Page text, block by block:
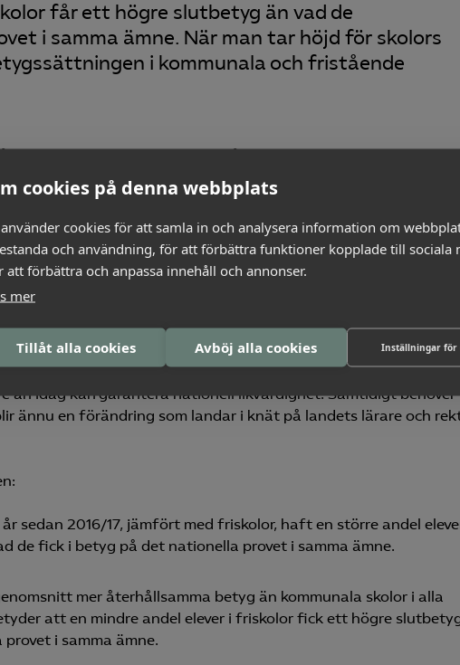
cookies på denna webbplats
cookies för att samla in och analysera information om
och användning, för att förbättra funktioner kopplade till sociala
att förbättra och anpassa innehåll och annonser.
mer
Tillåt alla cookies Avböj alla cookies Inställningar för
får ett högre slutbetyg än vad de
i samma ämne. När man tar höjd för skolors
i kommunala och fristående
politiker som skoldebattörer återkommande anklagar
som bygger på Skolverkets data, visar att sådana
tydliga språk och jag hoppas att slutsatserna ska leda till en
säger Andreas Mörck, förbundsdirektör för arbetsgivar-
är nog alla överens om och det är svårt att veta om ett
Det är ett bekymmer för hela utbildningssverige eftersom
som betygsättning faktiskt är. Almega Utbildning välkomnar
idag kan garantera nationell likvärdighet. Samtidigt behöver
ännu en förändring som landar i knät på landets lärare och
sedan 2016/17, jämfört med friskolor, haft en större andel
de fick i betyg på det nationella provet i samma ämne.
mer återhållsamma betyg än kommunala skolor i alla
att en mindre andel elever i friskolor fick ett högre
i samma ämne.